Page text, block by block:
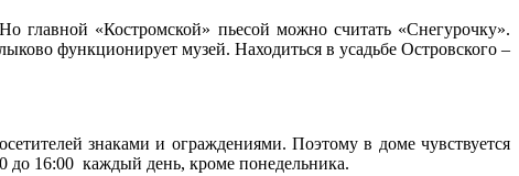
«Костромской» пьесой можно считать «Снегурочку».
функционирует музей. Находиться в усадьбе Островского –
знаками и ограждениями. Поэтому в доме чувствуется
до 16:00 каждый день, кроме понедельника.